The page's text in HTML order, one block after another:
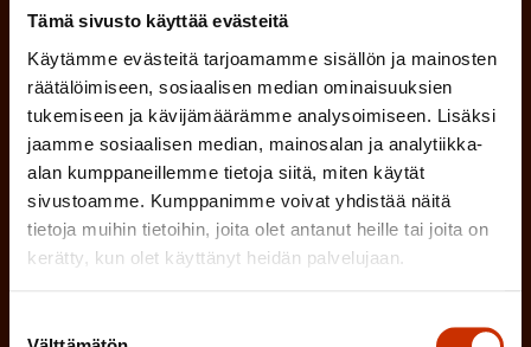
Tämä sivusto käyttää evästeitä
Käytämme evästeitä tarjoamamme sisällön ja mainosten
räätälöimiseen, sosiaalisen median ominaisuuksien
tukemiseen ja kävijämäärämme analysoimiseen. Lisäksi
jaamme sosiaalisen median, mainosalan ja analytiikka-
alan kumppaneillemme tietoja siitä, miten käytät
sivustoamme. Kumppanimme voivat yhdistää näitä
tietoja muihin tietoihin, joita olet antanut heille tai joita on
kerätty, kun olet käyttänyt heidän palvelujaan.
n
)
i
n
e
n
)
TÖISSÄ AMMATTILIITOSSA
TYÖNANTAJAN EDUSTAJA
MUU KIINNOSTUS TYÖELÄMÄASIOIHIN